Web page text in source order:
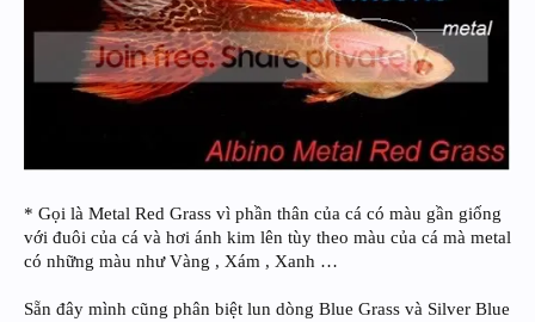
* Gọi là Metal Red Grass vì phần thân của cá có màu gần giống
với đuôi của cá và hơi ánh kim lên tùy theo màu của cá mà metal
có những màu như Vàng , Xám , Xanh …
Sẵn đây mình cũng phân biệt lun dòng Blue Grass và Silver Blue